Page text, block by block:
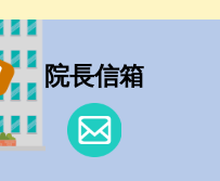
院長信箱